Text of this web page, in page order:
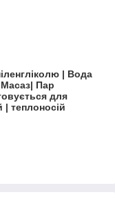
| Вода
Масаз| Пар
для
| теплоносій